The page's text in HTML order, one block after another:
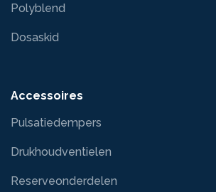
Polyblend
Dosaskid
Accessoires
Pulsatiedempers
Drukhoudventielen
Reserveonderdelen